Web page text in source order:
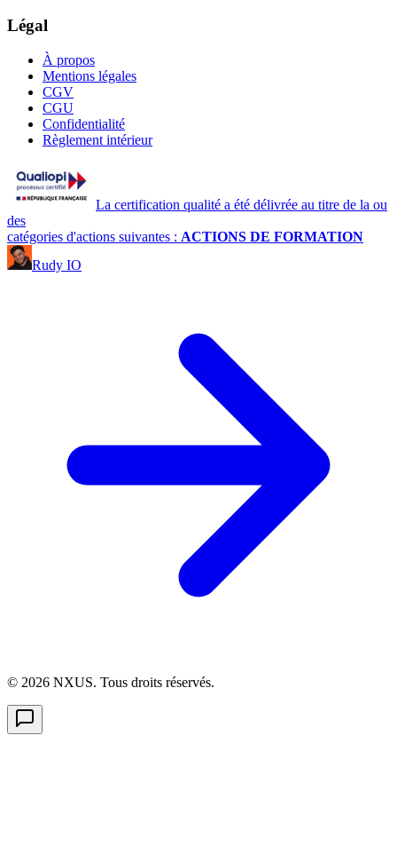
Légal
À propos
Mentions légales
CGV
CGU
Confidentialité
Règlement intérieur
La certification qualité a été délivrée au titre de la ou
des
catégories d'actions suivantes : ACTIONS DE FORMATION
Rudy IO
© 2026 NXUS. Tous droits réservés.